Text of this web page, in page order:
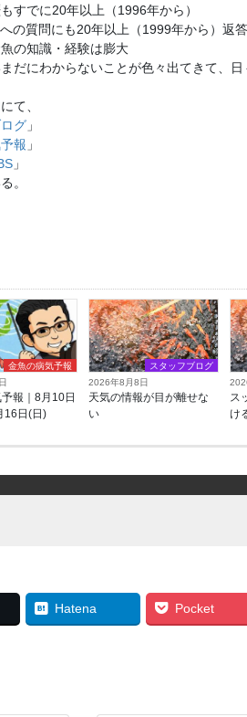
すでに20年以上（1996年から）
の質問にも20年以上（1999年から）返
の知識・経験は膨大
だにわからないことが色々出てきて、
て、
グ 」
報 」
」
。
金魚の病気予報
報｜8月10日
16日(日)
スタッフブログ
2026年8月8日
天気の情報が目が離せな
い
ス
け
Hatena Pocket